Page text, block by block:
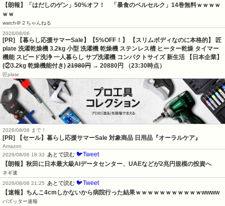
【朗報】「はだしのゲン」50%オフ！　「暴食のベルセルク」14巻無料ｗｗｗｗ
ｗｗ
watch＠２ちゃんねる
2026/08/06
[PR] 【暮らし応援サマーSale】【5%OFF！】 【スリムボディなのに本格的】 匠
plate 洗濯乾燥機 3.2kg 小型 洗濯機 乾燥機 ステンレス槽 ヒーター乾燥 タイマー
機能 スピード洗浄 一人暮らし サブ洗濯機 コンパクトサイズ 新生活 【日本企業】
(②3.2kg 乾燥機能付き) 21980円 → 20880円 （23:30時点）
匠plate
2026/08/06 まで！
[PR] 【セール】暮らし応援サマーSale 対象商品 日用品『オーラルケア』
Amazon
2026/08/06 18:33
あとで読む 🐦Tweet
【朗報】秋田に日本最大級AIデータセンター、UAEなどが2兆円規模の投資へ
ネギ速
2026/08/06 21:25
あとで読む 🐦Tweet
【速報】ちんこ4cmしかないから病院行った結果ｗｗｗｗｗｗｗｗｗｗｗwwww
バズッター速報